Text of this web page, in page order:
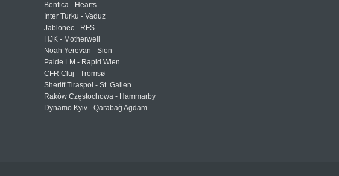
Benfica - Hearts
Inter Turku - Vaduz
Jablonec - RFS
HJK - Motherwell
Noah Yerevan - Sion
Paide LM - Rapid Wien
CFR Cluj - Tromsø
Sheriff Tiraspol - St. Gallen
Raków Częstochowa - Hammarby
Dynamo Kyiv - Qarabağ Agdam